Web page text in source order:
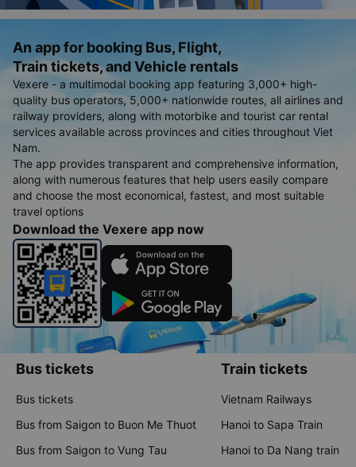
An app for booking Bus, Flight,
Train tickets, and Vehicle rentals
Vexere - a multimodal booking app featuring 3,000+ high-
quality bus operators, 5,000+ nationwide routes, all airlines and
railway providers, along with motorbike and tourist car rental
services available across provinces and cities throughout Viet
Nam.
The app provides transparent and comprehensive information,
along with numerous features that help users easily compare
and choose the most economical, fastest, and most suitable
travel options
Download the Vexere app now
Bus tickets
Bus tickets
Bus from Saigon to Buon Me Thuot
Bus from Saigon to Vung Tau
Train tickets
Vietnam Railways
Hanoi to Sapa Train
Hanoi to Da Nang train